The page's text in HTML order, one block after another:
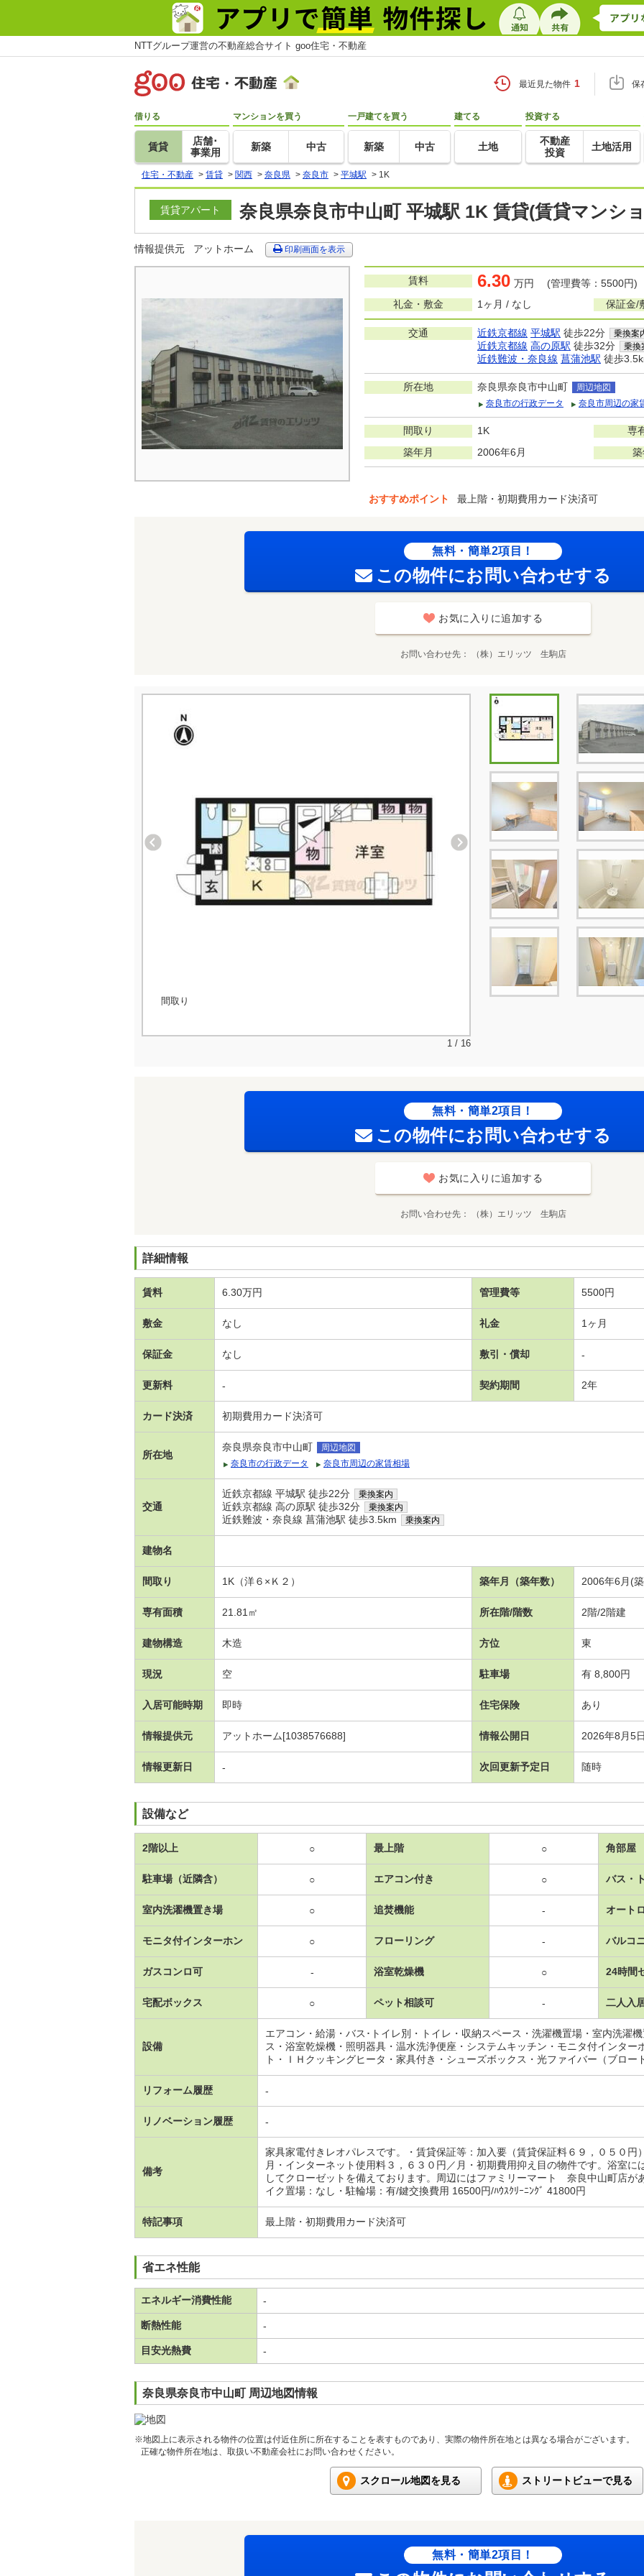
NTTグループ運営の不動産総合サイト goo住宅・不動産
最近見た物件 1 保
借りる
賃貸
店舗･
事業用
マンションを買う
新築 中古
一戸建てを買う
新築 中古
建てる
土地
投資する
不動産
投資
土地活用
住宅・不動産 > 賃貸 > 関西 > 奈良県 > 奈良市 > 平城駅 > 1K
賃貸アパート 奈良県奈良市中山町 平城駅 1K 賃貸(賃貸マンシ
情報提供元 アットホーム 印刷画面を表示
賃料 6.30 万円 (管理費等：5500円)
礼金・敷金
1ヶ月 / なし 保証金/
交通 近鉄京都線 平城駅 徒歩22分 乗換案
近鉄京都線 高の原駅 徒歩32分 乗換
近鉄難波・奈良線 菖蒲池駅 徒歩
所在地 奈良県奈良市中山町
周辺地図
奈良市の行政データ
奈良市周辺の家
間取り 1K 専
築年月 2006年6月
おすすめポイント 最上階・初期費用カード決済可
無料・簡単2項目！
この物件にお問い合わせする
お気に入りに追加する
お問い合わせ先 （株）エリッツ 生駒店
間取り
1 / 16
無料・簡単2項目！
この物件にお問い合わせする
お気に入りに追加する
お問い合わせ先 （株）エリッツ 生駒店
詳細情報
賃料 6.30万円 管理費等 5500円
敷金 なし 礼金 1ヶ月
保証金 なし 敷引・償却 -
更新料 - 契約期間 2年
カード決済 初期費用カード決済可
所在地
奈良県奈良市中山町
周辺地図
奈良市の行政データ
奈良市周辺の家賃相場
交通
近鉄京都線 平城駅 徒歩22分 乗換案内
近鉄京都線 高の原駅 徒歩32分 乗換案内
近鉄難波・奈良線 菖蒲池駅 徒歩3.5km 乗換案内
建物名
間取り 1K（洋６×Ｋ２） 築年月（築年数） 2006年6月(
専有面積 21.81㎡ 所在階/階数 2階/2階建
建物構造 木造 方位 東
現況 空 駐車場 有 8,800円
入居可能時期 即時 住宅保険 あり
情報提供元 アットホーム[1038576688] 情報公開日 2026年8月5日
情報更新日 - 次回更新予定日 随時
設備など
2階以上 ○ 最上階 ○ 角部屋
駐車場（近隣含） ○ エアコン付き ○ バス・
室内洗濯機置き場 ○ 追焚機能 - オート
モニタ付インターホン ○ フローリング - バルコ
ガスコンロ可 - 浴室乾燥機 ○ 24時間
宅配ボックス ○ ペット相談可 - 二人入
設備
エアコン・給湯・バス･トイレ別・トイレ・収納スペース・洗濯機置場・室内洗濯
ス・浴室乾燥機・照明器具・温水洗浄便座・システムキッチン・モニタ付インター
ト・ＩＨクッキングヒータ・家具付き・シューズボックス・光ファイバー（ブロー
リフォーム履歴 -
リノベーション履歴 -
備考
家具家電付きレオパレスです。・賃貸保証等：加入要（賃貸保証料６９，０５０円
月・インターネット使用料３，６３０円／月・初期費用抑え目の物件です。浴室に
してクローゼットを備えております。周辺にはファミリーマート 奈良中山町店が
イク置場：なし・駐輪場：有/鍵交換費用 16500円/ﾊｳｽｸﾘｰﾆﾝｸﾞ 41800円
特記事項 最上階・初期費用カード決済可
省エネ性能
エネルギー消費性能 -
断熱性能 -
目安光熱費 -
奈良県奈良市中山町 周辺地図情報
※地図上に表示される物件の位置は付近住所に所在することを表すものであり、実際の物件所在地とは異なる場合がございます。
正確な物件所在地は、取扱い不動産会社にお問い合わせください。
スクロール地図を見る ストリートビューで見る
無料・簡単2項目！